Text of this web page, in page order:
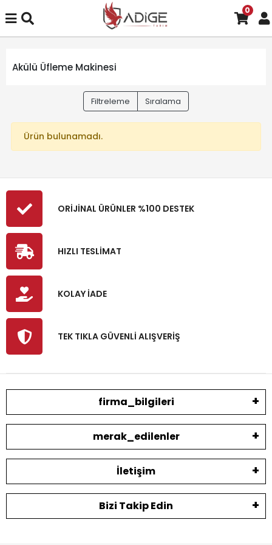
0
Akülü Üfleme Makinesi
Filtreleme Sıralama
Ürün bulunamadı.
ORİJİNAL ÜRÜNLER %100 DESTEK
HIZLI TESLİMAT
KOLAY İADE
TEK TIKLA GÜVENLİ ALIŞVERİŞ
firma_bilgileri
merak_edilenler
İletişim
Bizi Takip Edin